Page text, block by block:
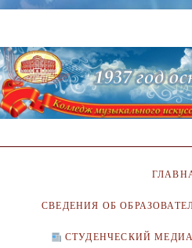
СВЕДЕНИЯ ОБ
СТУДЕНЧЕСКИЙ